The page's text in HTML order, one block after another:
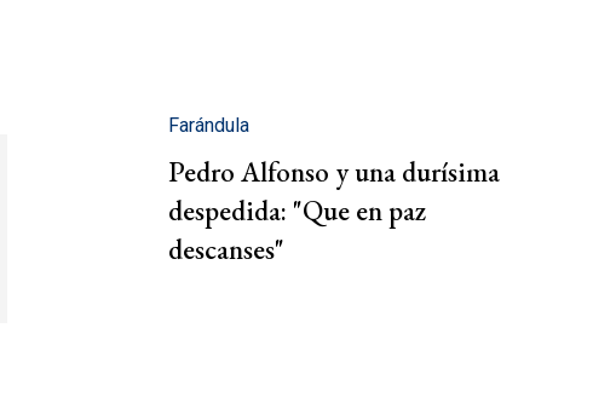
Farándula
Pedro Alfonso y una durísima
despedida: "Que en paz
descanses"